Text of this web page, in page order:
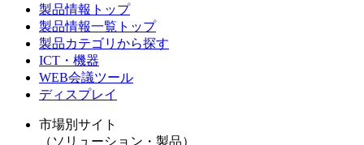
製品情報トップ
製品情報一覧トップ
製品カテゴリから探す
ICT・機器
WEB会議ツール
ディスプレイ
市場別サイト
（ソリューション・製品）